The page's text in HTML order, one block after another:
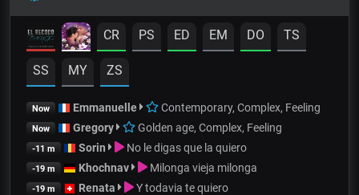
CR PS ED EM DO TS
SS MY ZS
Now Emmanuelle Contemporary, Complex, Feeling
Now Gregory Golden age, Complex, Feeling
-11 m Sorin No le digas que la quiero
-19 m Khochnav Milonga vieja milonga
-19 m Renata Y todavia te quiero